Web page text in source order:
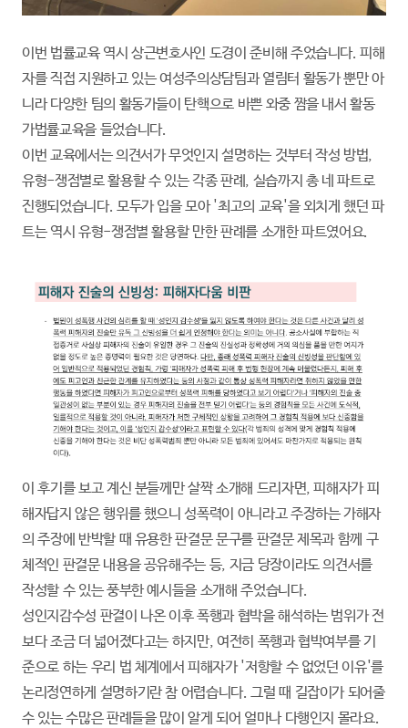
이번 법률교육 역시 상근변호사인 도경이 준비해 주었습니다. 피해
자를 직접 지원하고 있는 여성주의상담팀과 열림터 활동가 뿐만 아
니라 다양한 팀의 활동가들이 탄핵으로 바쁜 와중 짬을 내서 활동
가법률교육을 들었습니다.
이번 교육에서는 의견서가 무엇인지 설명하는 것부터 작성 방법,
유형-쟁점별로 활용할 수 있는 각종 판례, 실습까지 총 네 파트로
진행되었습니다. 모두가 입을 모아 '최고의 교육'을 외치게 했던 파
트는 역시 유형-쟁점별 활용할 만한 판례를 소개한 파트였어요.
이 후기를 보고 계신 분들께만 살짝 소개해 드리자면, 피해자가 피
해자답지 않은 행위를 했으니 성폭력이 아니라고 주장하는 가해자
의 주장에 반박할 때 유용한 판결문 문구를 판결문 제목과 함께 구
체적인 판결문 내용을 공유해주는 등, 지금 당장이라도 의견서를
작성할 수 있는 풍부한 예시들을 소개해 주었습니다.
성인지감수성 판결이 나온 이후 폭행과 협박을 해석하는 범위가 전
보다 조금 더 넓어졌다고는 하지만, 여전히 폭행과 협박여부를 기
준으로 하는 우리 법 체계에서 피해자가 '저항할 수 없었던 이유'를
논리정연하게 설명하기란 참 어렵습니다. 그럴 때 길잡이가 되어줄
수 있는 수많은 판례들을 많이 알게 되어 얼마나 다행인지 몰라요.